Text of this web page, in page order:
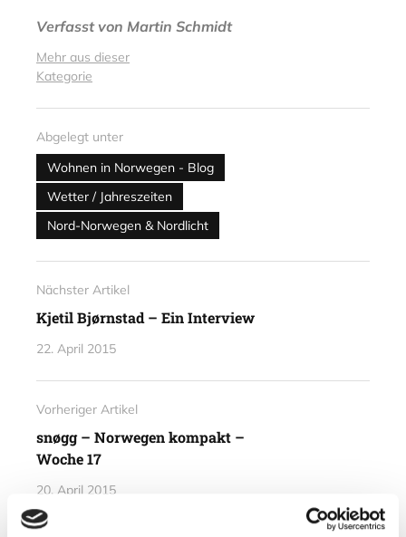
Verfasst von Martin Schmidt
Mehr aus dieser
Kategorie
Abgelegt unter
Wohnen in Norwegen - Blog
Wetter / Jahreszeiten
Nord-Norwegen & Nordlicht
Nächster Artikel
Kjetil Bjørnstad – Ein Interview
22. April 2015
Vorheriger Artikel
snøgg – Norwegen kompakt –
Woche 17
20. April 2015